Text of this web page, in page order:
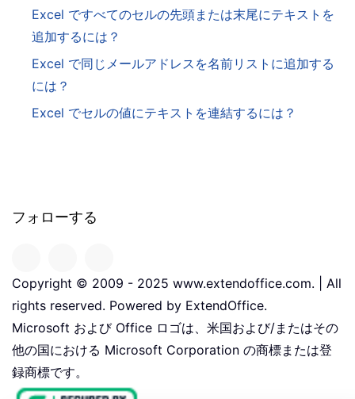
Excel ですべてのセルの先頭または末尾にテキストを
追加するには？
Excel で同じメールアドレスを名前リストに追加する
には？
Excel でセルの値にテキストを連結するには？
フォローする
Copyright © 2009 - 2025 www.extendoffice.com. | All
rights reserved. Powered by ExtendOffice.
Microsoft および Office ロゴは、米国および/またはその
他の国における Microsoft Corporation の商標または登
録商標です。